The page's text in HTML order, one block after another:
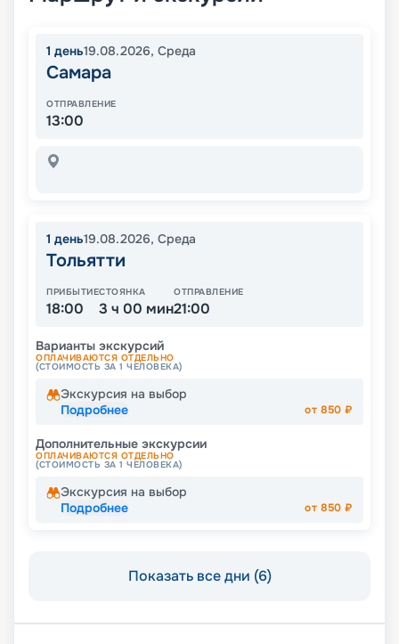
1 день19.08.2026, Среда
Самара
ОТПРАВЛЕНИЕ
13:00
1 день19.08.2026, Среда
Тольятти
ПРИБЫТИЕ
18:00
СТОЯНКА
3 ч 00 мин
ОТПРАВЛЕНИЕ
21:00
Варианты экскурсий
ОПЛАЧИВАЮТСЯ ОТДЕЛЬНО
(СТОИМОСТЬ ЗА 1 ЧЕЛОВЕКА)
Экскурсия на выбор
Подробнее
от 850 ₽
Дополнительные экскурсии
ОПЛАЧИВАЮТСЯ ОТДЕЛЬНО
(СТОИМОСТЬ ЗА 1 ЧЕЛОВЕКА)
Экскурсия на выбор
Подробнее
от 850 ₽
Показать все дни (6)